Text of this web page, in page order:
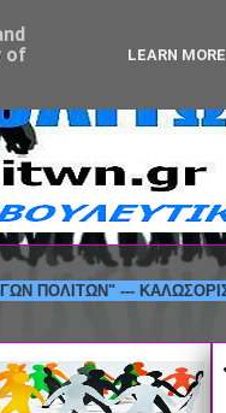
--- ΚΑΛΩΣΟΡΙΣΑΤΕ!
of
LEARN MORE